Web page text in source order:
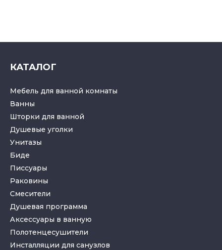
КАТАЛОГ
Мебель для ванной комнаты
Ванны
Шторки для ванной
Душевые уголки
Унитазы
Биде
Писсуары
Раковины
Смесители
Душевая программа
Аксессуары в ванную
Полотенцесушители
Инсталляции для санузлов